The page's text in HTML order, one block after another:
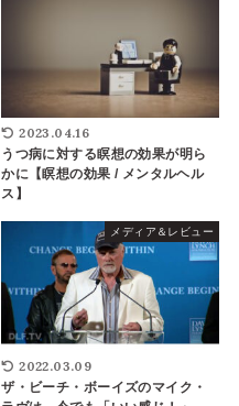
2023.04.16
うつ病に対する瞑想の効果が明ら
かに【瞑想の効果 / メンタルヘル
ス】
メディア＆レビュー
2022.03.09
ザ・ビーチ・ボーイズのマイク・